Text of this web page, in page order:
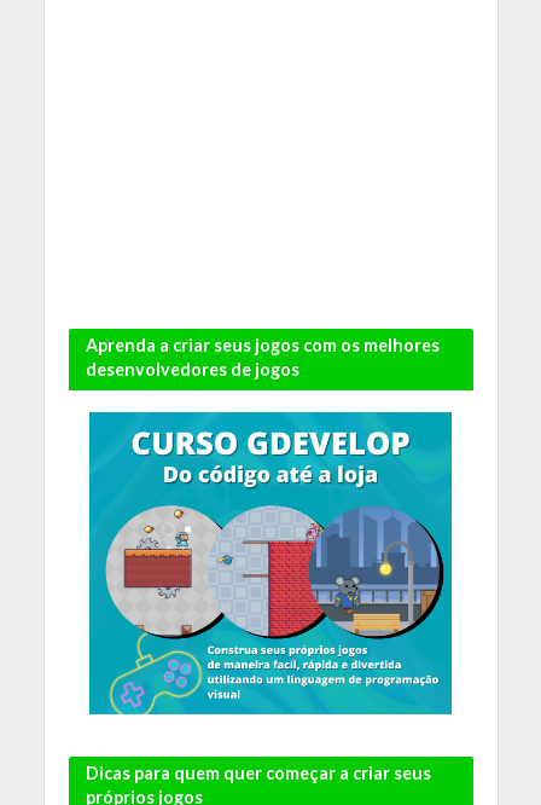
Aprenda a criar seus jogos com os melhores
desenvolvedores de jogos
Dicas para quem quer começar a criar seus
próprios jogos